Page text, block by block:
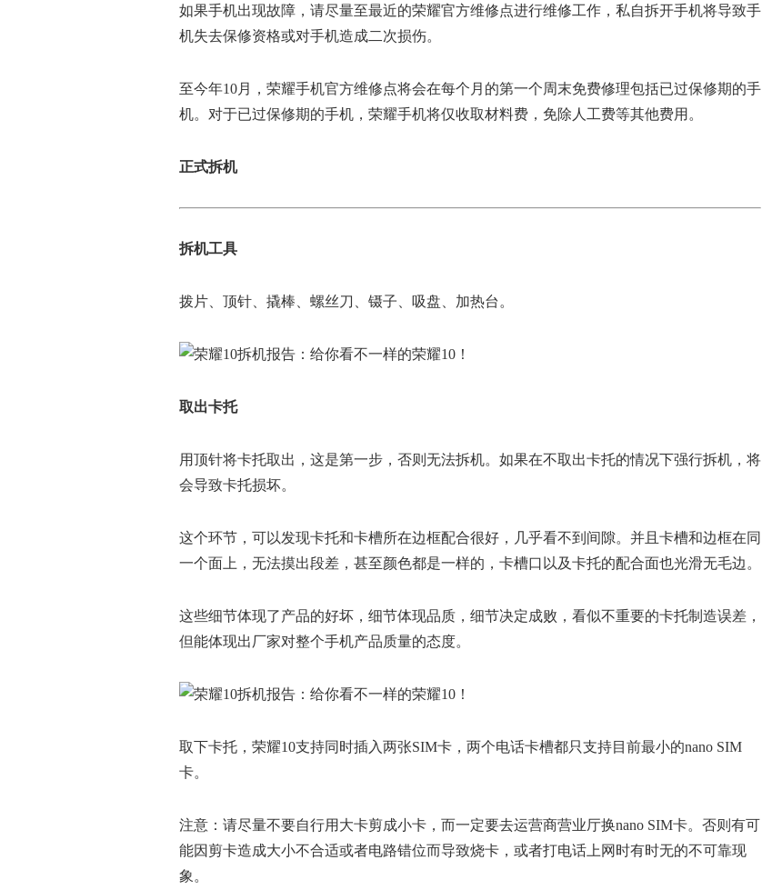
如果手机出现故障，请尽量至最近的荣耀官方维修点进行维修工作，私自拆开手机将导致手
机失去保修资格或对手机造成二次损伤。
至今年10月，荣耀手机官方维修点将会在每个月的第一个周末免费修理包括已过保修期的手
机。对于已过保修期的手机，荣耀手机将仅收取材料费，免除人工费等其他费用。
正式拆机
拆机工具
拨片、顶针、撬棒、螺丝刀、镊子、吸盘、加热台。
取出卡托
用顶针将卡托取出，这是第一步，否则无法拆机。如果在不取出卡托的情况下强行拆机，将
会导致卡托损坏。
这个环节，可以发现卡托和卡槽所在边框配合很好，几乎看不到间隙。并且卡槽和边框在同
一个面上，无法摸出段差，甚至颜色都是一样的，卡槽口以及卡托的配合面也光滑无毛边。
这些细节体现了产品的好坏，细节体现品质，细节决定成败，看似不重要的卡托制造误差，
但能体现出厂家对整个手机产品质量的态度。
取下卡托，荣耀10支持同时插入两张SIM卡，两个电话卡槽都只支持目前最小的nano SIM
卡。
注意：请尽量不要自行用大卡剪成小卡，而一定要去运营商营业厅换nano SIM卡。否则有可
能因剪卡造成大小不合适或者电路错位而导致烧卡，或者打电话上网时有时无的不可靠现
象。